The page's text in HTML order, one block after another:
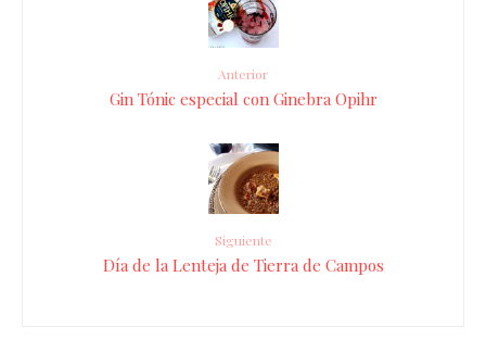
Anterior
Gin Tónic especial con Ginebra Opihr
Siguiente
Día de la Lenteja de Tierra de Campos